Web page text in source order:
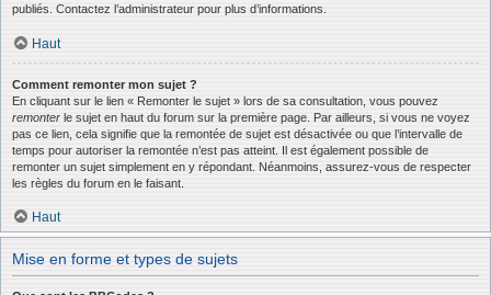
publiés. Contactez l’administrateur pour plus d’informations.
Haut
Comment remonter mon sujet ?
En cliquant sur le lien « Remonter le sujet » lors de sa consultation, vous pouvez
remonter le sujet en haut du forum sur la première page. Par ailleurs, si vous ne voyez
pas ce lien, cela signifie que la remontée de sujet est désactivée ou que l’intervalle de
temps pour autoriser la remontée n’est pas atteint. Il est également possible de
remonter un sujet simplement en y répondant. Néanmoins, assurez-vous de respecter
les règles du forum en le faisant.
Haut
Mise en forme et types de sujets